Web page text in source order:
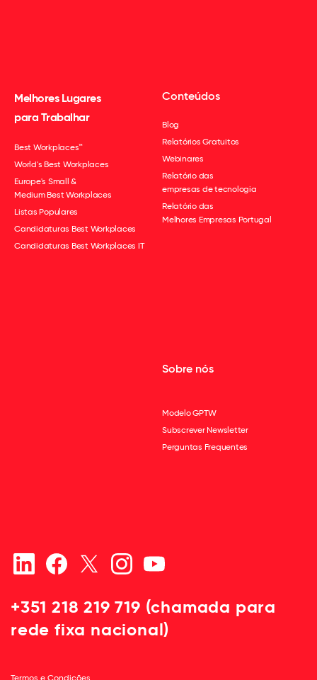
Melhores Lugares
para Trabalhar
Best Workplaces™
World's Best Workplaces
Europe's Small &
Medium Best Workplaces
Listas Populares
Candidaturas Best Workplaces
Candidaturas Best Workplaces IT
Conteúdos
Blog
Relatórios Gratuitos
Webinares
Relatório das
empresas de tecnologia
Relatório das
Melhores Empresas Portugal
Sobre nós
Modelo GPTW
Subscrever Newsletter
Perguntas Frequentes
+351 218 219 719 (chamada para
rede fixa nacional)
Termos e Condições